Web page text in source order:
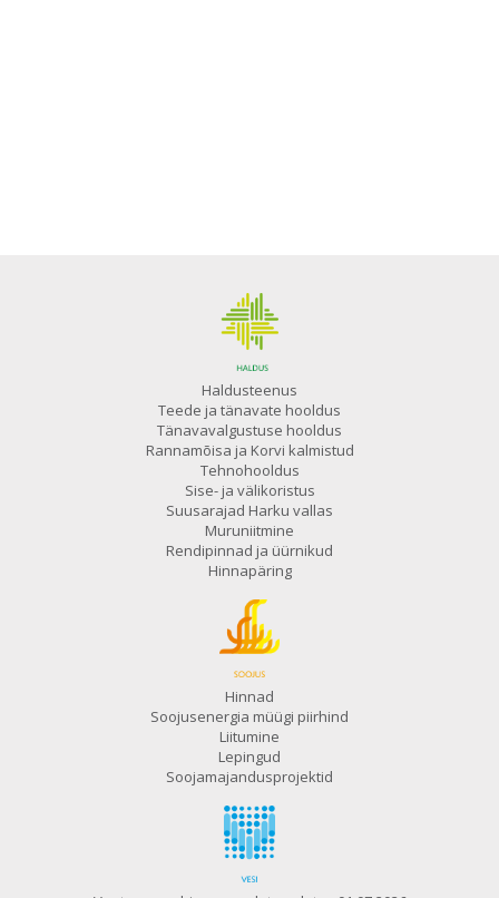
Haldusteenus
Teede ja tänavate hooldus
Tänavavalgustuse hooldus
Rannamõisa ja Korvi kalmistud
Tehnohooldus
Sise- ja välikoristus
Suusarajad Harku vallas
Muruniitmine
Rendipinnad ja üürnikud
Hinnapäring
Hinnad
Soojusenergia müügi piirhind
Liitumine
Lepingud
Soojamajandusprojektid